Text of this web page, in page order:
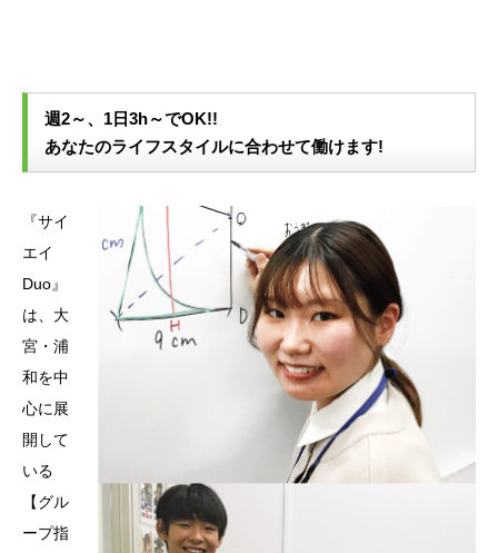
週2～、1日3h～でOK!!
あなたのライフスタイルに合わせて働けます!
『サイ
エイ
Duo』
は、大
宮・浦
和を中
心に展
開して
いる
【グル
ープ指